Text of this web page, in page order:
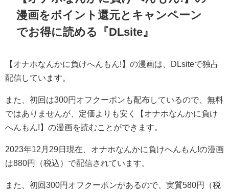
漫画をポイント還元とキャンペーン
でお得に読める『DLsite』
【オナホなんかに負けへんもん!】の漫画は、DLsiteで独占
配信しています。
また、初回は300円オフクーポンも配布しているので、無料
ではありませんが、定価よりも安く【オナホなんかに負け
へんもん!】の漫画を読むことができます。
2023年12月29日現在、オナホなんかに負けへんもん!の漫画
は880円（税込）で配信されています。
また、初回300円オフクーポンがあるので、実質580円（税